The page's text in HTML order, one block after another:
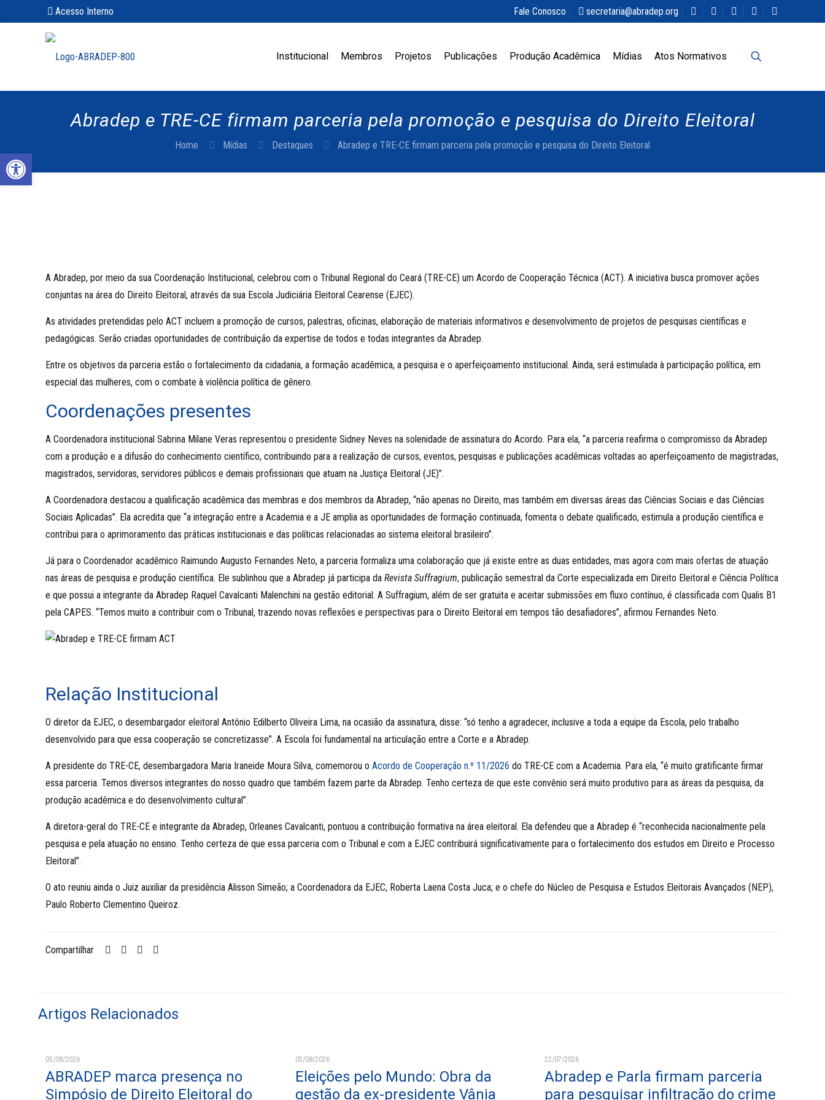
Acesso Interno Fale Conosco secretaria@abradep.org
Institucional Membros Projetos Publicações Produção Acadêmica Mídias Atos Normativos
Abradep e TRE-CE firmam parceria pela promoção e pesquisa do Direito Eleitoral
Home Mídias Destaques Abradep e TRE-CE firmam parceria pela promoção e pesquisa do Direito Eleitoral
A Abradep, por meio da sua Coordenação Institucional, celebrou com o Tribunal Regional do Ceará (TRE-CE) um Acordo de Cooperação Técnica (ACT). A iniciativa busca promover ações
conjuntas na área do Direito Eleitoral, através da sua Escola Judiciária Eleitoral Cearense (EJEC).
As atividades pretendidas pelo ACT incluem a promoção de cursos, palestras, oficinas, elaboração de materiais informativos e desenvolvimento de projetos de pesquisas científicas e
pedagógicas. Serão criadas oportunidades de contribuição da expertise de todos e todas integrantes da Abradep.
Entre os objetivos da parceria estão o fortalecimento da cidadania, a formação acadêmica, a pesquisa e o aperfeiçoamento institucional. Ainda, será estimulada à participação política, em
especial das mulheres, com o combate à violência política de gênero.
Coordenações presentes
A Coordenadora institucional Sabrina Milane Veras representou o presidente Sidney Neves na solenidade de assinatura do Acordo. Para ela, “a parceria reafirma o compromisso da Abradep
com a produção e a difusão do conhecimento científico, contribuindo para a realização de cursos, eventos, pesquisas e publicações acadêmicas voltadas ao aperfeiçoamento de magistradas,
magistrados, servidoras, servidores públicos e demais profissionais que atuam na Justiça Eleitoral (JE)”.
A Coordenadora destacou a qualificação acadêmica das membras e dos membros da Abradep, “não apenas no Direito, mas também em diversas áreas das Ciências Sociais e das Ciências
Sociais Aplicadas”. Ela acredita que “a integração entre a Academia e a JE amplia as oportunidades de formação continuada, fomenta o debate qualificado, estimula a produção científica e
contribui para o aprimoramento das práticas institucionais e das políticas relacionadas ao sistema eleitoral brasileiro”.
Já para o Coordenador acadêmico Raimundo Augusto Fernandes Neto, a parceria formaliza uma colaboração que já existe entre as duas entidades, mas agora com mais ofertas de atuação
nas áreas de pesquisa e produção científica. Ele sublinhou que a Abradep já participa daRevista Suffragium, publicação semestral da Corte especializada em Direito Eleitoral e Ciência Política
e que possui a integrante da Abradep Raquel Cavalcanti Malenchini na gestão editorial. A Suffragium, além de ser gratuita e aceitar submissões em fluxo contínuo, é classificada com Qualis B1
pela CAPES. “Temos muito a contribuir com o Tribunal, trazendo novas reflexões e perspectivas para o Direito Eleitoral em tempos tão desafiadores”, afirmou Fernandes Neto.
Relação Institucional
O diretor da EJEC, o desembargador eleitoral Antônio Edilberto Oliveira Lima, na ocasião da assinatura, disse: “só tenho a agradecer, inclusive a toda a equipe da Escola, pelo trabalho
desenvolvido para que essa cooperação se concretizasse”. A Escola foi fundamental na articulação entre a Corte e a Abradep.
A presidente do TRE-CE, desembargadora Maria Iraneide Moura Silva, comemorou oAcordo de Cooperação n.º 11/2026 do TRE-CE com a Academia. Para ela, “é muito gratificante firmar
essa parceria. Temos diversos integrantes do nosso quadro que também fazem parte da Abradep. Tenho certeza de que este convênio será muito produtivo para as áreas da pesquisa, da
produção acadêmica e do desenvolvimento cultural”.
A diretora-geral do TRE-CE e integrante da Abradep, Orleanes Cavalcanti, pontuou a contribuição formativa na área eleitoral. Ela defendeu que a Abradep é “reconhecida nacionalmente pela
pesquisa e pela atuação no ensino. Tenho certeza de que essa parceria com o Tribunal e com a EJEC contribuirá significativamente para o fortalecimento dos estudos em Direito e Processo
Eleitoral”.
O ato reuniu ainda o Juiz auxiliar da presidência Alisson Simeão; a Coordenadora da EJEC, Roberta Laena Costa Juca; e o chefe do Núcleo de Pesquisa e Estudos Eleitorais Avançados (NEP),
Paulo Roberto Clementino Queiroz.
Compartilhar
Artigos Relacionados
05/08/2026
ABRADEP marca presença no
Simpósio de Direito Eleitoral do
05/08/2026
Eleições pelo Mundo: Obra da
gestão da ex-presidente Vânia
22/07/2026
Abradep e Parla firmam parceria
para pesquisar infiltração do crime
Abrir a barra de ferramentas